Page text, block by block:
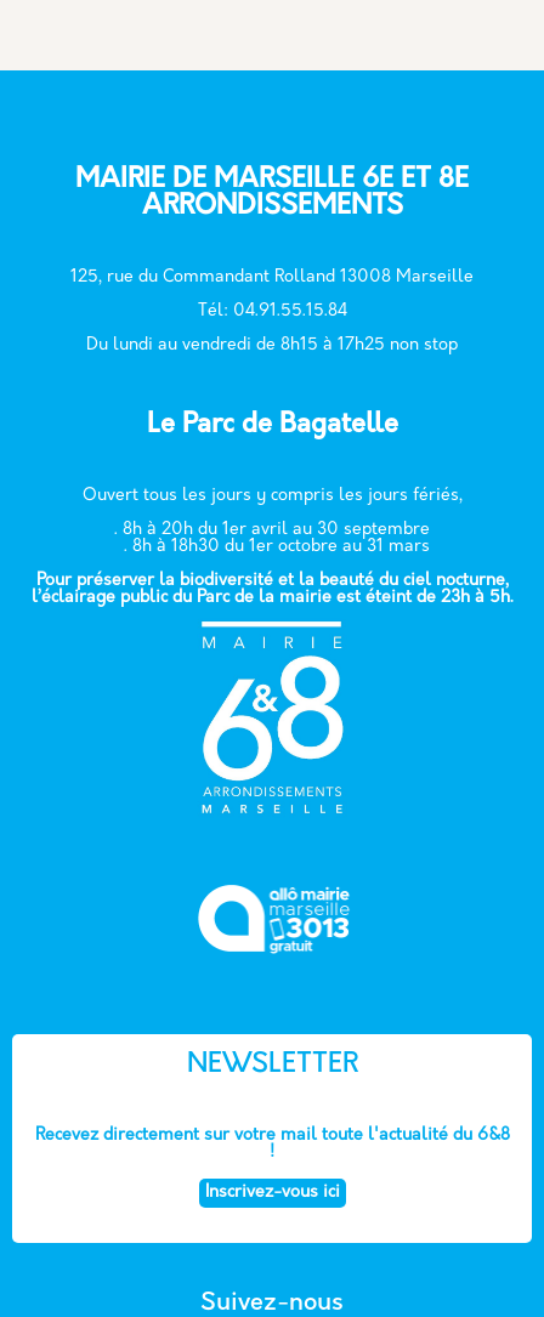
MAIRIE DE MARSEILLE 6E ET 8E
ARRONDISSEMENTS
125, rue du Commandant Rolland 13008 Marseille
Tél: 04.91.55.15.84
Du lundi au vendredi de 8h15 à 17h25 non stop
Le Parc de Bagatelle
Ouvert tous les jours y compris les jours fériés,
. 8h à 20h du 1er avril au 30 septembre
. 8h à 18h30 du 1er octobre au 31 mars
Pour préserver la biodiversité et la beauté du ciel nocturne,
l’éclairage public du Parc de la mairie est éteint de 23h à 5h.
NEWSLETTER
Recevez directement sur votre mail toute l'actualité du 6&8
!
Inscrivez-vous ici
Suivez-nous